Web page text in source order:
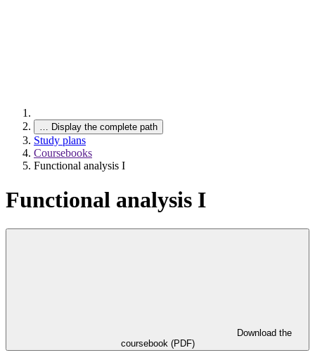
… Display the complete path
Study plans
Coursebooks
Functional analysis I
Functional analysis I
coursebook (PDF)